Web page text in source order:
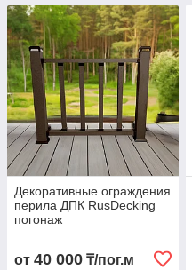
Декоративные ограждения
перила ДПК RusDecking
погонаж
от 40 000 ₸/пог.м